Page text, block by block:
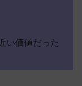
い価値だった